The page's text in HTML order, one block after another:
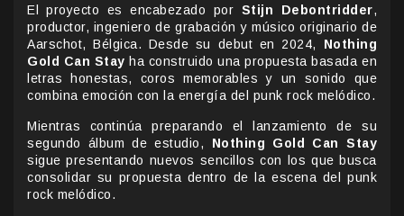
El proyecto es encabezado por Stijn Debontridder,
productor, ingeniero de grabación y músico originario de
Aarschot, Bélgica. Desde su debut en 2024, Nothing
Gold Can Stay ha construido una propuesta basada en
letras honestas, coros memorables y un sonido que
combina emoción con la energía del punk rock melódico.
Mientras continúa preparando el lanzamiento de su
segundo álbum de estudio, Nothing Gold Can Stay
sigue presentando nuevos sencillos con los que busca
consolidar su propuesta dentro de la escena del punk
rock melódico.